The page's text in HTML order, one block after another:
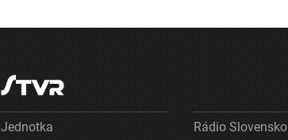
Jednotka
Rádio Slovensko